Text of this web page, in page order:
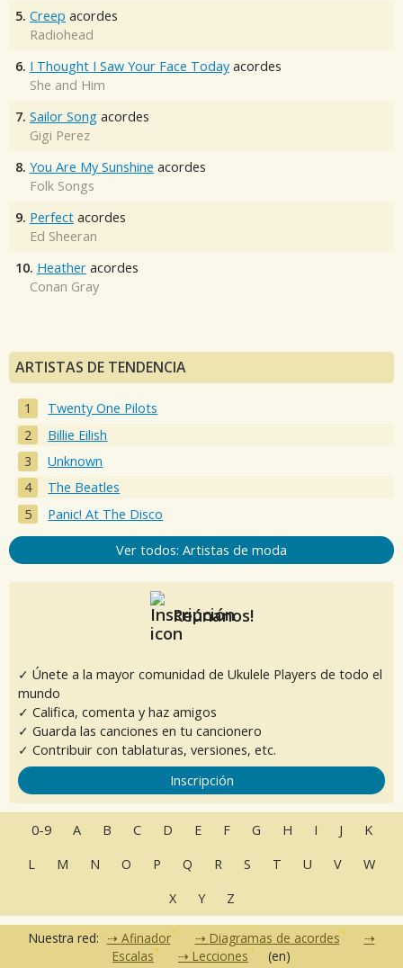
5. Creep acordes
Radiohead
6. I Thought I Saw Your Face Today acordes
She and Him
7. Sailor Song acordes
Gigi Perez
8. You Are My Sunshine acordes
Folk Songs
9. Perfect acordes
Ed Sheeran
10. Heather acordes
Conan Gray
ARTISTAS DE TENDENCIA
Twenty One Pilots
Billie Eilish
Unknown
The Beatles
Panic! At The Disco
Ver todos: Artistas de moda
Reúnanos!
✓ Únete a la mayor comunidad de Ukulele Players de todo el
mundo
✓ Califica, comenta y haz amigos
✓ Guarda las canciones en tu cancionero
✓ Contribuir con tablaturas, versiones, etc.
Inscripción
0-9 A B C D E F G H I J
K
L
M N O P Q R S T U V
W
X
Y Z
Nuestra red: Afinador
Diagramas de acordes
Escalas
Lecciones (en)